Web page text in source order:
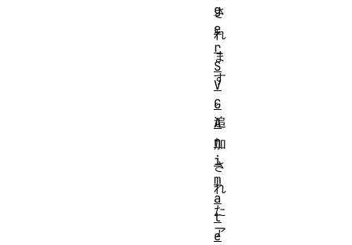
さ
れ
ま
す
。
追
加
さ
れ
た
ア
g
e
r
S
V
G
A
n
i
m
a
t
e